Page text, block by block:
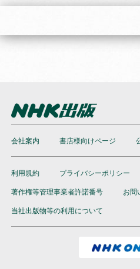
会社案内 書店様向けページ
利用規約 プライバシーポリシー
著作権等管理事業者許諾番号 お問
当社出版物等の利用について